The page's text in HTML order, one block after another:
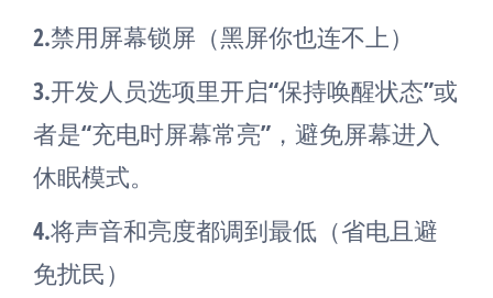
2.禁用屏幕锁屏（黑屏你也连不上）
3.开发人员选项里开启“保持唤醒状态”或
者是“充电时屏幕常亮”，避免屏幕进入
休眠模式。
4.将声音和亮度都调到最低（省电且避
免扰民）